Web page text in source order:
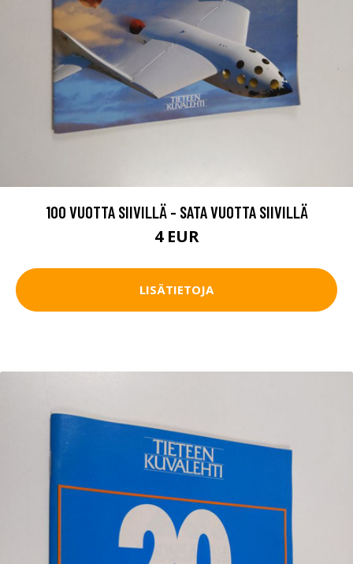
100 VUOTTA SIIVILLÄ - SATA VUOTTA SIIVILLÄ
4 EUR
LISÄTIETOJA